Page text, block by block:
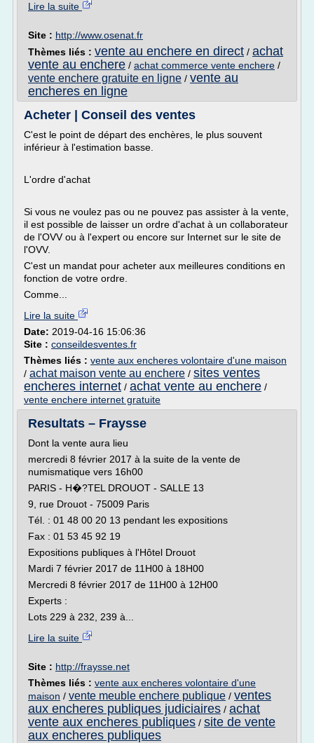
Lire la suite
Site : http://www.osenat.fr
Thèmes liés : vente au enchere en direct / achat
vente au enchere / achat commerce vente enchere /
vente enchere gratuite en ligne / vente au
encheres en ligne
Acheter | Conseil des ventes
C'est le point de départ des enchères, le plus souvent
inférieur à l'estimation basse.
L'ordre d'achat
Si vous ne voulez pas ou ne pouvez pas assister à la vente,
il est possible de laisser un ordre d'achat à un collaborateur
de l'OVV ou à l'expert ou encore sur Internet sur le site de
l'OVV.
C'est un mandat pour acheter aux meilleures conditions en
fonction de votre ordre.
Comme...
Lire la suite
Date: 2019-04-16 15:06:36
Site : conseildesventes.fr
Thèmes liés : vente aux encheres volontaire d'une maison
/ achat maison vente au enchere / sites ventes
encheres internet / achat vente au enchere /
vente enchere internet gratuite
Resultats – Fraysse
Dont la vente aura lieu
mercredi 8 février 2017 à la suite de la vente de
numismatique vers 16h00
PARIS - H�?TEL DROUOT - SALLE 13
9, rue Drouot - 75009 Paris
Tél. : 01 48 00 20 13 pendant les expositions
Fax : 01 53 45 92 19
Expositions publiques à l'Hôtel Drouot
Mardi 7 février 2017 de 11H00 à 18H00
Mercredi 8 février 2017 de 11H00 à 12H00
Experts :
Lots 229 à 232, 239 à...
Lire la suite
Site : http://fraysse.net
Thèmes liés : vente aux encheres volontaire d'une
maison / vente meuble enchere publique / ventes
aux encheres publiques judiciaires / achat
vente aux encheres publiques / site de vente
aux encheres publiques